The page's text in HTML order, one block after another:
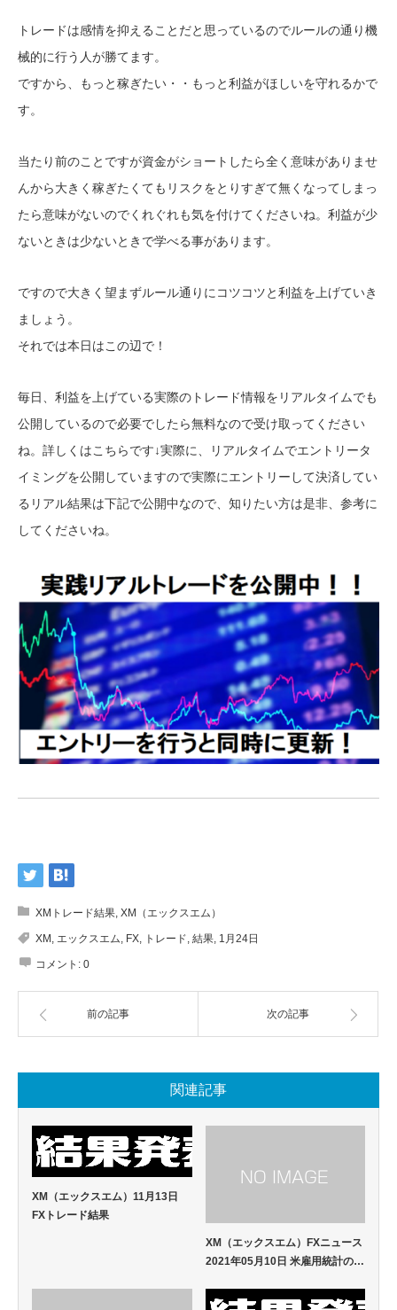
トレードは感情を抑えることだと思っているのでルールの通り機
械的に行う人が勝てます。
ですから、もっと稼ぎたい・・もっと利益がほしいを守れるかで
す。
当たり前のことですが資金がショートしたら全く意味がありませ
んから大きく稼ぎたくてもリスクをとりすぎて無くなってしまっ
たら意味がないのでくれぐれも気を付けてくださいね。利益が少
ないときは少ないときで学べる事があります。
ですので大きく望まずルール通りにコツコツと利益を上げていき
ましょう。
それでは本日はこの辺で！
毎日、利益を上げている実際のトレード情報をリアルタイムでも
公開しているので必要でしたら無料なので受け取ってください
ね。詳しくはこちらです↓実際に、リアルタイムでエントリータ
イミングを公開していますので実際にエントリーして決済してい
るリアル結果は下記で公開中なので、知りたい方は是非、参考に
してくださいね。
XMトレード結果 XM（エックスエム）
XM エックスエム FX トレード 結果 1月24日
コメント: 0
前の記事 次の記事
関連記事
XM（エックスエム）11月13日
FXトレード結果
XM（エックスエム）FXニュース
2021年05月10日 米雇用統計の…